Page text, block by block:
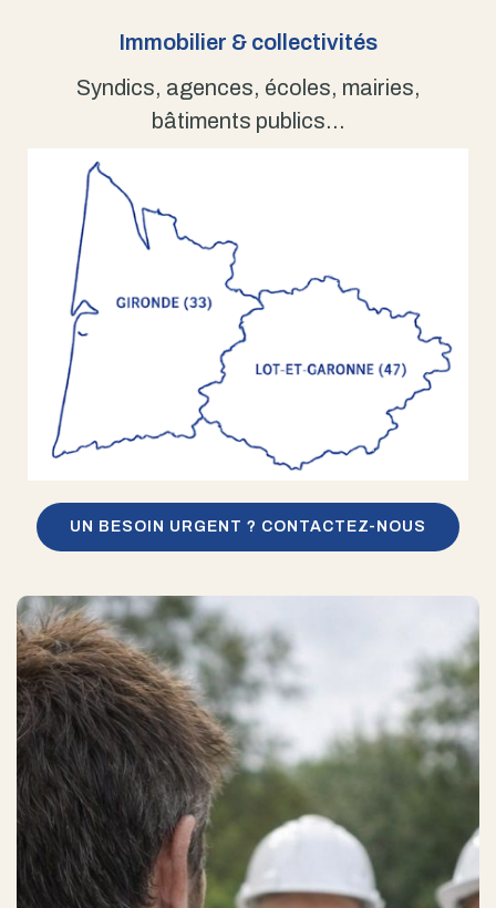
Immobilier & collectivités
Syndics, agences, écoles, mairies,
bâtiments publics…
UN BESOIN URGENT ? CONTACTEZ-NOUS